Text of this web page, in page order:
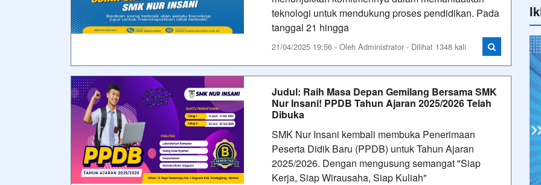
teknologi untuk mendukung proses pendidikan. Pada
tanggal 21 hingga
21/04/2025 19:56 - Oleh Administrator - Dilihat 1348 kali
Judul: Raih Masa Depan Gemilang Bersama SMK
Nur Insani! PPDB Tahun Ajaran 2025/2026 Telah
Dibuka
SMK Nur Insani kembali membuka Penerimaan
Peserta Didik Baru (PPDB) untuk Tahun Ajaran
2025/2026. Dengan mengusung semangat "Siap
Kerja, Siap Wirausaha, Siap Kuliah"